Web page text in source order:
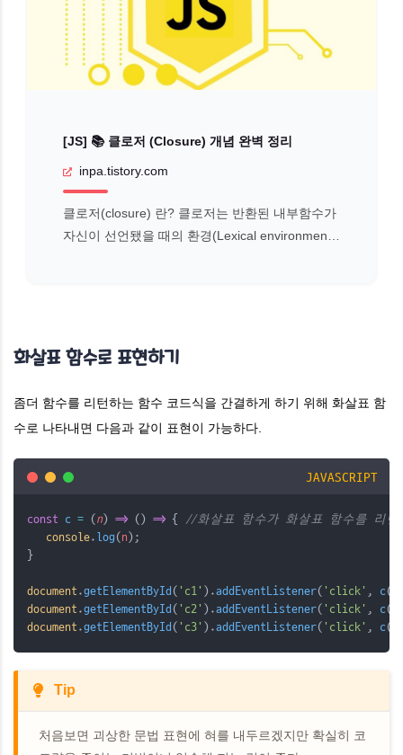
[JS] 📚 클로저 (Closure) 개념 완벽 정리
inpa.tistory.com
클로저(closure) 란? 클로저는 반환된 내부함수가
자신이 선언됐을 때의 환경(Lexical environment)
화살표 함수로 표현하기
좀더 함수를 리턴하는 함수 코드식을 간결하게 하기 위해 화살표 함
수로 나타내면 다음과 같이 표현이 가능하다.
JAVASCRIPT
const c = ( n) => () => {
//화살표 함수가 화살표 함수를 리턴
console. log( n );
}
document .getElementById ( 'c1' ).addEventListener( 'click' , c(
document .getElementById ( 'c2' ).addEventListener( 'click' , c(
document .getElementById ( 'c3' ).addEventListener( 'click' , c(
Tip
​처음보면 괴상한 문법 표현에 혀를 내두르겠지만 확실히 코